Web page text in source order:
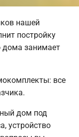
нашей
постройку
дома занимает
все
дом под
устройство